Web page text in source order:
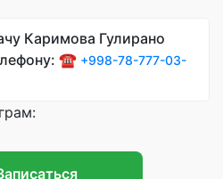
Каримова Гулирано
☎️ +998-78-777-03-